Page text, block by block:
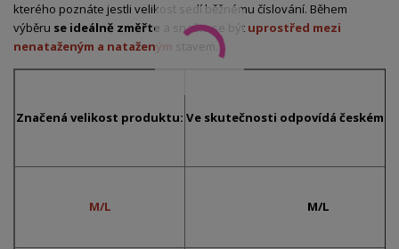
kterého poznáte jestli velikost sedí běžnému číslování. Během
výběru se ideálně změřte a snažte se být uprostřed mezi
nenataženým a nataženým stavem.
Značená velikost produktu: Ve skutečnosti odpovídá českému
M/L M/L